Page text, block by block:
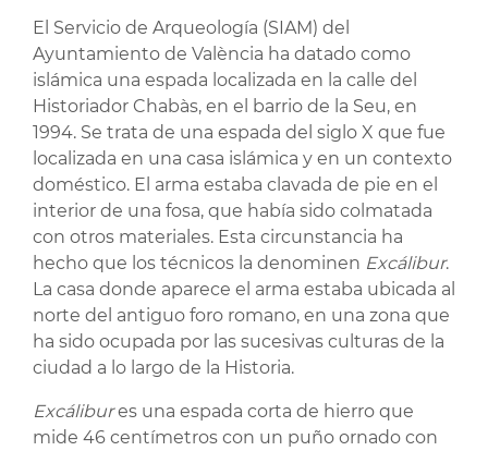
El Servicio de Arqueología (SIAM) del
Ayuntamiento de València ha datado como
islámica una espada localizada en la calle del
Historiador Chabàs, en el barrio de la Seu, en
1994. Se trata de una espada del siglo X que fue
localizada en una casa islámica y en un contexto
doméstico. El arma estaba clavada de pie en el
interior de una fosa, que había sido colmatada
con otros materiales. Esta circunstancia ha
hecho que los técnicos la denominen Excálibur.
La casa donde aparece el arma estaba ubicada al
norte del antiguo foro romano, en una zona que
ha sido ocupada por las sucesivas culturas de la
ciudad a lo largo de la Historia.
Excálibures una espada corta de hierro que
mide 46 centímetros con un puño ornado con